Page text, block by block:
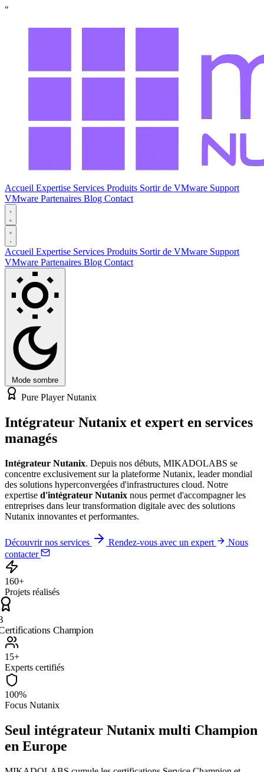
"
Accueil Expertise Services Produits Sortir de VMware Support
VMware Partenaires Blog Contact
Accueil Expertise Services Produits Sortir de VMware Support
VMware Partenaires Blog Contact
Mode sombre
Pure Player Nutanix
Intégrateur Nutanix et expert en services
managés
Intégrateur Nutanix. Depuis nos débuts, MIKADOLABS se
concentre exclusivement sur la plateforme Nutanix, leader mondial
des solutions hyperconvergées d'infrastructures cloud. Notre
expertise d'intégrateur Nutanix nous permet d'accompagner les
entreprises dans leur transformation digitale avec des solutions
Nutanix innovantes et performantes.
Découvrir nos services Rendez-vous avec un expert
Nous
contacter
160+
Projets réalisés
Champion
15+
Experts certifiés
100%
Focus Nutanix
Seul intégrateur Nutanix multi Champion
en Europe